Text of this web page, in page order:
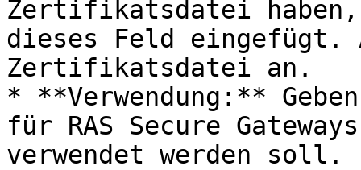
Zertifikatsdatei
dieses Feld eingefügt.
Zertifikatsdatei an.
* **Verwendung:**
für RAS Secure
verwendet werden soll.